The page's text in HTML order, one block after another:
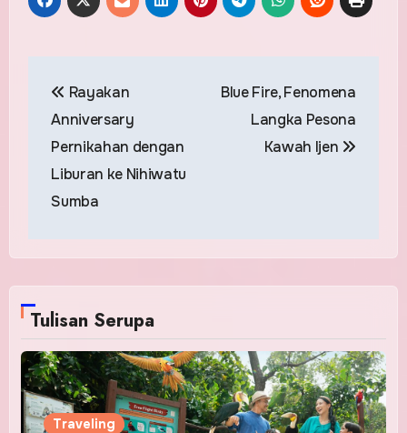
navigation
Rayakan
Anniversary
Pernikahan dengan
Liburan ke Nihiwatu
Sumba
Blue Fire, Fenomena
Langka Pesona
Kawah Ijen
Tulisan Serupa
Traveling